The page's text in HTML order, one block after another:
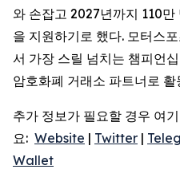
와 손잡고 2027년까지 110
을 지원하기로 했다. 모터스
서 가장 스릴 넘치는 챔피언
암호화폐 거래소 파트너로 활
추가 정보가 필요할 경우 여
요: Website | Twitter |
Wallet